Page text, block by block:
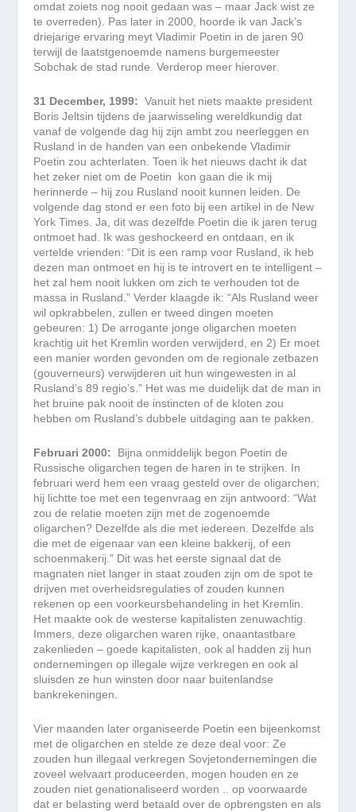
omdat zoiets nog nooit gedaan was – maar Jack wist ze
te overreden). Pas later in 2000, hoorde ik van Jack’s
driejarige ervaring meyt Vladimir Poetin in de jaren 90
terwijl de laatstgenoemde namens burgemeester
Sobchak de stad runde. Verderop meer hierover.
31 December, 1999: Vanuit het niets maakte president
Boris Jeltsin tijdens de jaarwisseling wereldkundig dat
vanaf de volgende dag hij zijn ambt zou neerleggen en
Rusland in de handen van een onbekende Vladimir
Poetin zou achterlaten. Toen ik het nieuws dacht ik dat
het zeker niet om de Poetin kon gaan die ik mij
herinnerde – hij zou Rusland nooit kunnen leiden. De
volgende dag stond er een foto bij een artikel in de New
York Times. Ja, dit was dezelfde Poetin die ik jaren terug
ontmoet had. Ik was geshockeerd en ontdaan, en ik
vertelde vrienden: “Dit is een ramp voor Rusland, ik heb
dezen man ontmoet en hij is te introvert en te intelligent –
het zal hem nooit lukken om zich te verhouden tot de
massa in Rusland.” Verder klaagde ik: “Als Rusland weer
wil opkrabbelen, zullen er tweed dingen moeten
gebeuren: 1) De arrogante jonge oligarchen moeten
krachtig uit het Kremlin worden verwijderd, en 2) Er moet
een manier worden gevonden om de regionale zetbazen
(gouverneurs) verwijderen uit hun wingewesten in al
Rusland’s 89 regio’s.” Het was me duidelijk dat de man in
het bruine pak nooit de instincten of de kloten zou
hebben om Rusland’s dubbele uitdaging aan te pakken.
Februari 2000:
Bijna onmiddelijk begon Poetin de
Russische oligarchen tegen de haren in te strijken. In
februari werd hem een vraag gesteld over de oligarchen;
hij lichtte toe met een tegenvraag en zijn antwoord: “Wat
zou de relatie moeten zijn met de zogenoemde
oligarchen? Dezelfde als die met iedereen. Dezelfde als
die met de eigenaar van een kleine bakkerij, of een
schoenmakerij.” Dit was het eerste signaal dat de
magnaten niet langer in staat zouden zijn om de spot te
drijven met overheidsregulaties of zouden kunnen
rekenen op een voorkeursbehandeling in het Kremlin.
Het maakte ook de westerse kapitalisten zenuwachtig.
Immers, deze oligarchen waren rijke, onaantastbare
zakenlieden – goede kapitalisten, ook al hadden zij hun
ondernemingen op illegale wijze verkregen en ook al
sluisden ze hun winsten door naar buitenlandse
bankrekeningen.
Vier maanden later organiseerde Poetin een bijeenkomst
met de oligarchen en stelde ze deze deal voor: Ze
zouden hun illegaal verkregen Sovjetondernemingen die
zoveel welvaart produceerden, mogen houden en ze
zouden niet genationaliseerd worden .. op voorwaarde
dat er belasting werd betaald over de opbrengsten en als